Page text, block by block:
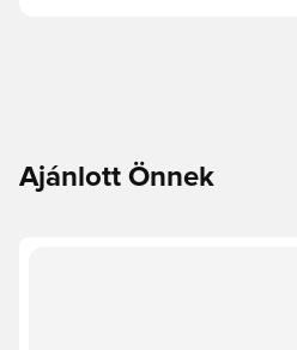
Ajánlott Önnek